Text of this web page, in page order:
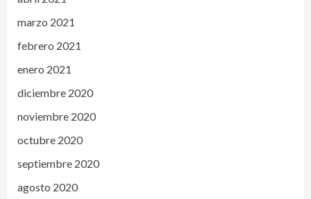
marzo 2021
febrero 2021
enero 2021
diciembre 2020
noviembre 2020
octubre 2020
septiembre 2020
agosto 2020